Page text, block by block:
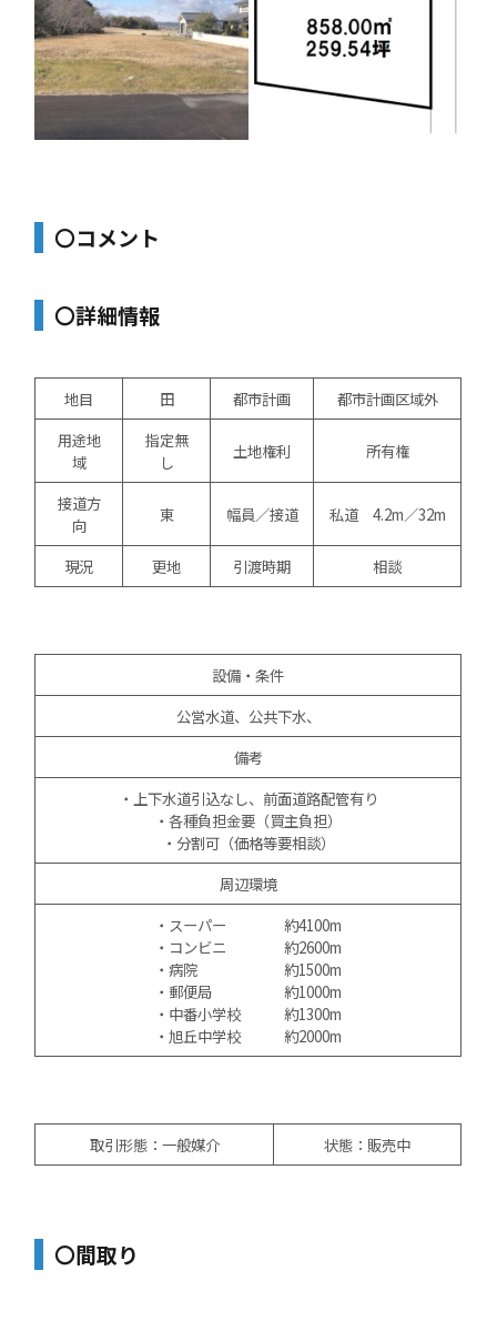
〇コメント
〇詳細情報
地目 田 都市計画
都市計画区域外
用途地
域
指定無
し
土地権利 所有権
接道方
向
東 幅員／接道 私道 4.2m／32m
現況 更地 引渡時期 相談
設備・条件
公営水道、公共下水、
備考
・上下水道引込なし、前面道路配管有り
・各種負担金要（買主負担）
・分割可（価格等要相談）
周辺環境
・スーパー 約4100m
・コンビニ 約2600m
・病院 約1500m
・郵便局 約1000m
・中番小学校 約1300m
・旭丘中学校 約2000m
取引形態：一般媒介 状態：販売中
〇間取り